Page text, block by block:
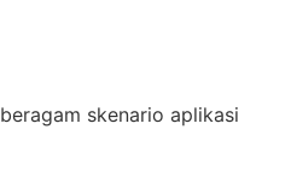
skenario aplikasi